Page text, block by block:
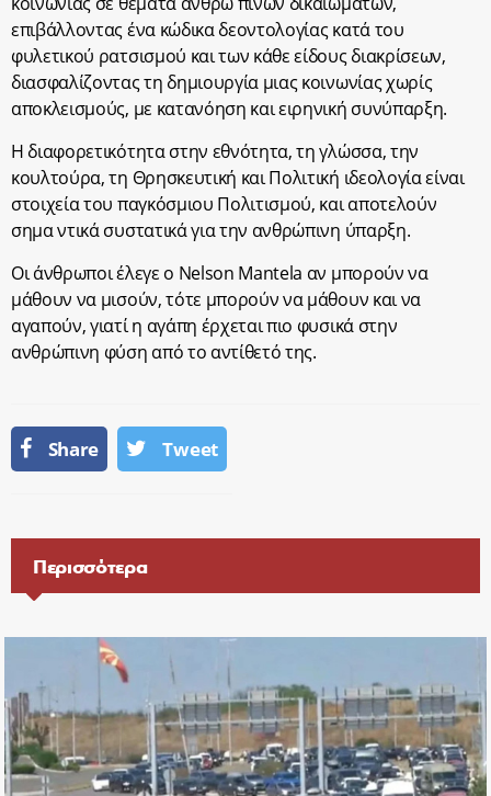
επιβάλλοντας ένα κώδικα δεοντολογίας κατά του
φυλετικού ρατσισμού και των κάθε είδους διακρίσεων,
διασφαλίζοντας τη δημιουργία μιας κοινωνίας χωρίς
αποκλεισμούς, με κατανόηση και ειρηνική συνύπαρξη.
Η διαφορετικότητα στην εθνότητα, τη γλώσσα, την
κουλτούρα, τη Θρησκευτική και Πολιτική ιδεολογία είναι
στοιχεία του παγκόσμιου Πολιτισμού, και αποτελούν
σημα ντικά συστατικά για την ανθρώπινη ύπαρξη.
Οι άνθρωποι έλεγε ο Νelson Mantela αν μπορούν να
μάθουν να μισούν, τότε μπορούν να μάθουν και να
αγαπούν, γιατί η αγάπη έρχεται πιο φυσικά στην
ανθρώπινη φύση από το αντίθετό της.
Share Tweet
Περισσότερα